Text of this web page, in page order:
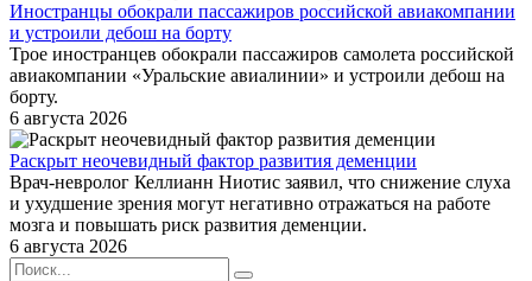
Иностранцы обокрали пассажиров российской авиакомпании
и устроили дебош на борту
Трое иностранцев обокрали пассажиров самолета российской
авиакомпании «Уральские авиалинии» и устроили дебош на
борту.
6 августа 2026
Раскрыт неочевидный фактор развития деменции
Врач-невролог Келлианн Ниотис заявил, что снижение слуха
и ухудшение зрения могут негативно отражаться на работе
мозга и повышать риск развития деменции.
6 августа 2026